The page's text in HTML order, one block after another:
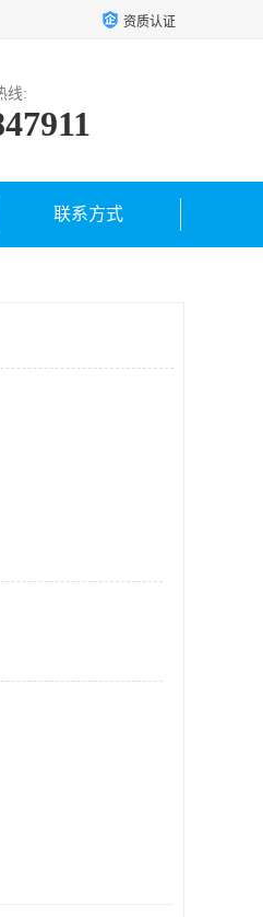
资质认证
线:
联系方式